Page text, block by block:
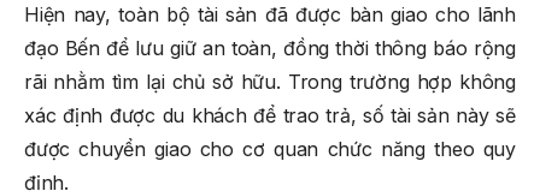
Hiện nay, toàn bộ tài sản đã được bàn giao cho lãnh
đạo Bến để lưu giữ an toàn, đồng thời thông báo rộng
rãi nhằm tìm lại chủ sở hữu. Trong trường hợp không
xác định được du khách để trao trả, số tài sản này sẽ
được chuyển giao cho cơ quan chức năng theo quy
định.